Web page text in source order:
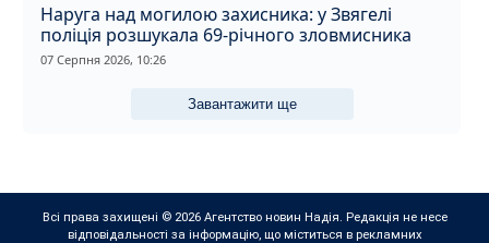
Наруга над могилою захисника: у Звягелі
поліція розшукала 69-річного зловмисника
07 Серпня 2026, 10:26
Завантажити ще
Всі права захищені © 2026 Агентство новин Надія. Редакція не несе
відповідальності за інформацію, що міститься в рекламних